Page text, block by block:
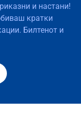
и настани!
кратки
Билтенот и